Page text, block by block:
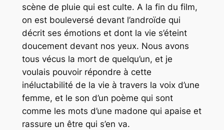
scène de pluie qui est culte. A la fin du film,
on est bouleversé devant l’androïde qui
décrit ses émotions et dont la vie s’éteint
doucement devant nos yeux. Nous avons
tous vécus la mort de quelqu’un, et je
voulais pouvoir répondre à cette
inéluctabilité de la vie à travers la voix d’une
femme, et le son d’un poème qui sont
comme les mots d’une madone qui apaise et
rassure un être qui s’en va.